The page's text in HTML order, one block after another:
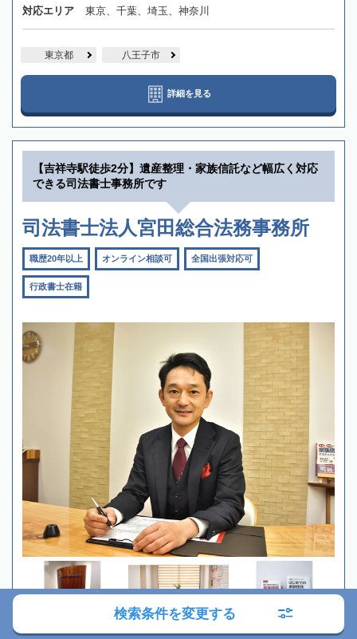
対応エリア 東京、千葉、埼玉、神奈川
東京都 八王子市
詳細を見る
【吉祥寺駅徒歩2分】遺産整理・家族信託など幅広く対応
できる司法書士事務所です
司法書士法人宮田総合法務事務所
職歴20年以上 オンライン相談可 全国出張対応可
行政書士在籍
検索条件を変更する